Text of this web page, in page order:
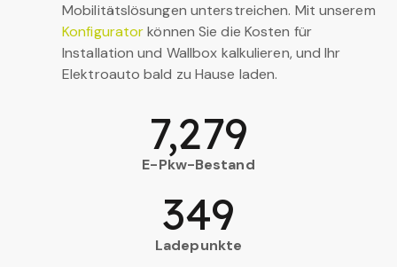
Mobilitätslösungen unterstreichen. Mit unserem
Konfiguratorkönnen Sie die Kosten für
Installation und Wallbox kalkulieren, und Ihr
Elektroauto bald zu Hause laden.
E-Pkw-Bestand
7,279
Ladepunkte
349